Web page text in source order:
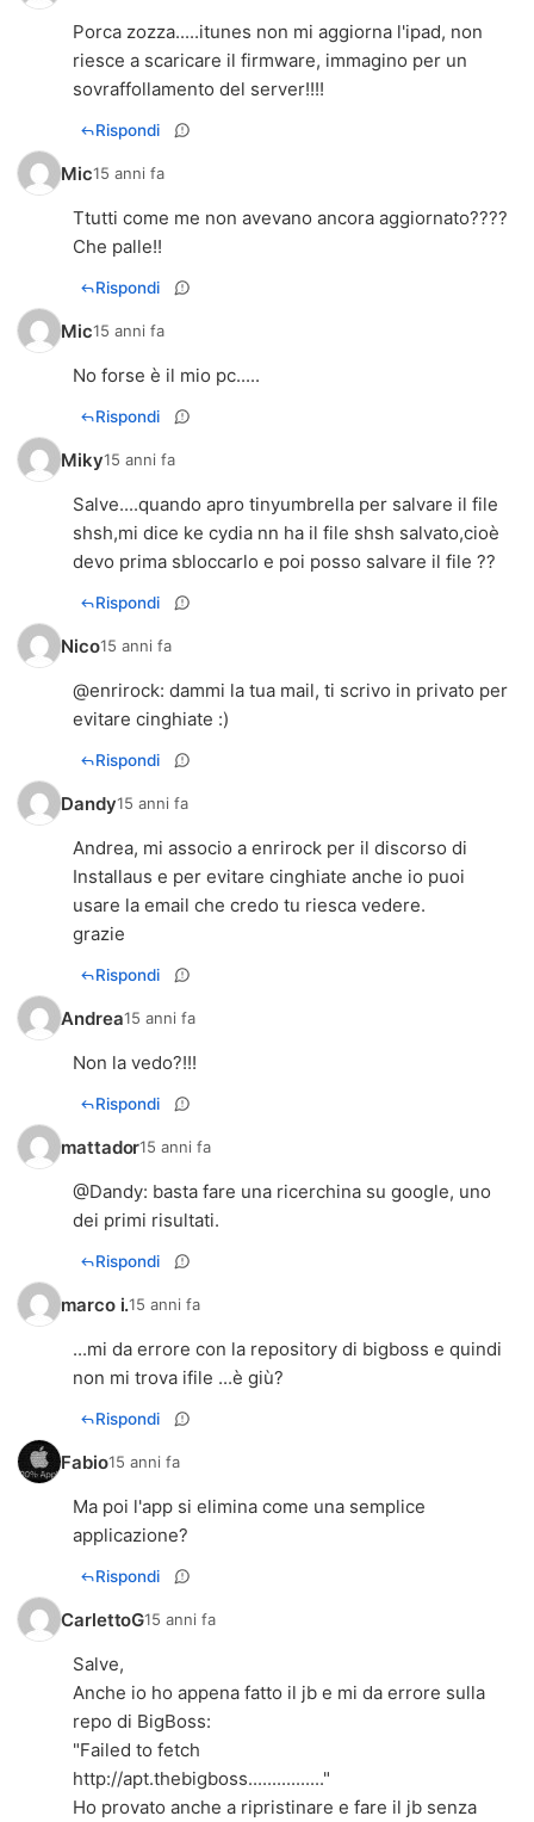
Porca zozza.....itunes non mi aggiorna l'ipad, non
riesce a scaricare il firmware, immagino per un
sovraffollamento del server!!!!
Rispondi
Mic15 anni fa
Ttutti come me non avevano ancora aggiornato????
Che palle!!
Rispondi
Mic15 anni fa
No forse è il mio pc.....
Rispondi
Miky15 anni fa
Salve....quando apro tinyumbrella per salvare il file
shsh,mi dice ke cydia nn ha il file shsh salvato,cioè
devo prima sbloccarlo e poi posso salvare il file ??
Rispondi
Nico15 anni fa
@enrirock: dammi la tua mail, ti scrivo in privato per
evitare cinghiate :)
Rispondi
Dandy15 anni fa
Andrea, mi associo a enrirock per il discorso di
Installaus e per evitare cinghiate anche io puoi
usare la email che credo tu riesca vedere.
grazie
Rispondi
Andrea15 anni fa
Non la vedo?!!!
Rispondi
mattador15 anni fa
@Dandy: basta fare una ricerchina su google, uno
dei primi risultati.
Rispondi
marco i.15 anni fa
...mi da errore con la repository di bigboss e quindi
non mi trova ifile ...è giù?
Rispondi
Fabio15 anni fa
Ma poi l'app si elimina come una semplice
applicazione?
Rispondi
CarlettoG15 anni fa
Salve,
Anche io ho appena fatto il jb e mi da errore sulla
repo di BigBoss:
http://apt.thebigboss................"
Ho provato anche a ripristinare e fare il jb senza